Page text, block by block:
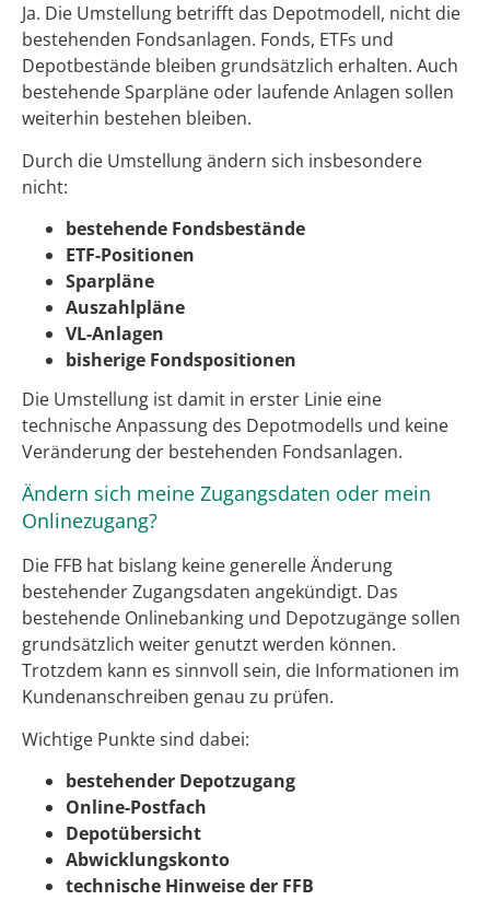
Ja. Die Umstellung betrifft das Depotmodell, nicht die
bestehenden Fondsanlagen. Fonds, ETFs und
Depotbestände bleiben grundsätzlich erhalten. Auch
bestehende Sparpläne oder laufende Anlagen sollen
weiterhin bestehen bleiben.
Durch die Umstellung ändern sich insbesondere
nicht:
bestehende Fondsbestände
ETF-Positionen
Sparpläne
Auszahlpläne
VL-Anlagen
bisherige Fondspositionen
Die Umstellung ist damit in erster Linie eine
technische Anpassung des Depotmodells und keine
Veränderung der bestehenden Fondsanlagen.
Ändern sich meine Zugangsdaten oder mein
Onlinezugang?
Die FFB hat bislang keine generelle Änderung
bestehender Zugangsdaten angekündigt. Das
bestehende Onlinebanking und Depotzugänge sollen
grundsätzlich weiter genutzt werden können.
Trotzdem kann es sinnvoll sein, die Informationen im
Kundenanschreiben genau zu prüfen.
Wichtige Punkte sind dabei:
bestehender Depotzugang
Online-Postfach
Depotübersicht
Abwicklungskonto
technische Hinweise der FFB